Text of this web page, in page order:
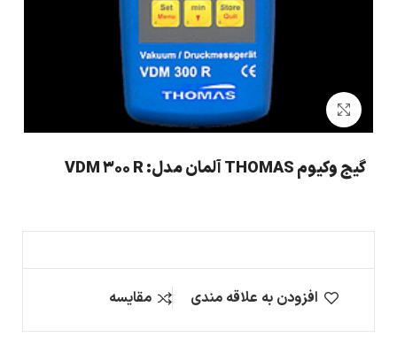
بزرگنمایی تصویر
گیج وکیوم THOMAS آلمان مدل: VDM 300 R
افزودن به علاقه مندی مقایسه